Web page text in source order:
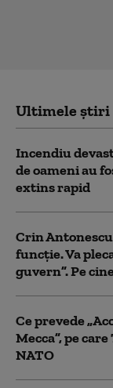
Ultimele știri
Incendiu
de oameni au
extins rapid
Crin
funcție. Va
guvern”. Pe
Ce prevede
Mecca”, pe
NATO